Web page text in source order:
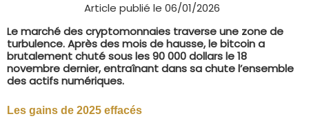
Article publié le 06/01/2026
Le marché des cryptomonnaies traverse une zone de
turbulence. Après des mois de hausse, le bitcoin a
brutalement chuté sous les 90 000 dollars le 18
novembre dernier, entraînant dans sa chute l’ensemble
des actifs numériques.
Les gains de 2025 effacés